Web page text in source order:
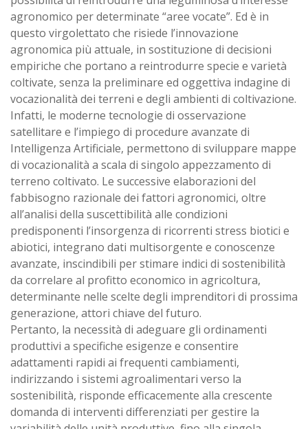
agronomico per determinate “aree vocate”. Ed è in
questo virgolettato che risiede l’innovazione
agronomica più attuale, in sostituzione di decisioni
empiriche che portano a reintrodurre specie e varietà
coltivate, senza la preliminare ed oggettiva indagine di
vocazionalità dei terreni e degli ambienti di coltivazione.
Infatti, le moderne tecnologie di osservazione
satellitare e l’impiego di procedure avanzate di
Intelligenza Artificiale, permettono di sviluppare mappe
di vocazionalità a scala di singolo appezzamento di
terreno coltivato. Le successive elaborazioni del
fabbisogno razionale dei fattori agronomici, oltre
all’analisi della suscettibilità alle condizioni
predisponenti l’insorgenza di ricorrenti stress biotici e
abiotici, integrano dati multisorgente e conoscenze
avanzate, inscindibili per stimare indici di sostenibilità
da correlare al profitto economico in agricoltura,
determinante nelle scelte degli imprenditori di prossima
generazione, attori chiave del futuro.
Pertanto, la necessità di adeguare gli ordinamenti
produttivi a specifiche esigenze e consentire
adattamenti rapidi ai frequenti cambiamenti,
indirizzando i sistemi agroalimentari verso la
sostenibilità, risponde efficacemente alla crescente
domanda di interventi differenziati per gestire la